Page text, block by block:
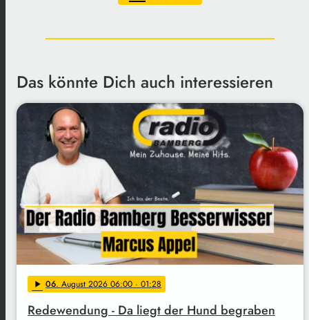
Das könnte Dich auch interessieren
play_arrow 06. August 2026 06:00 · 01:28
Redewendung - Da liegt der Hund begraben